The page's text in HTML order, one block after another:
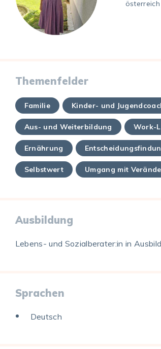
österreich
Themenfelder
Familie Kinder- und
Aus- und Weiterbildung Work-
Ernährung
Selbstwert Umgang mit
Ausbildung
Lebens- und Sozialberater:in in
Sprachen
Deutsch